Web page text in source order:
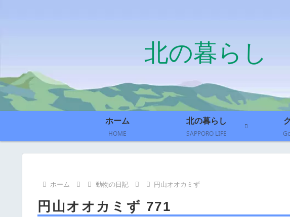
北の暮らし
ホーム
HOME
北の暮らし
SAPPORO LIFE
ホーム 動物の日記 円山オオカミず
円山オオカミず 771